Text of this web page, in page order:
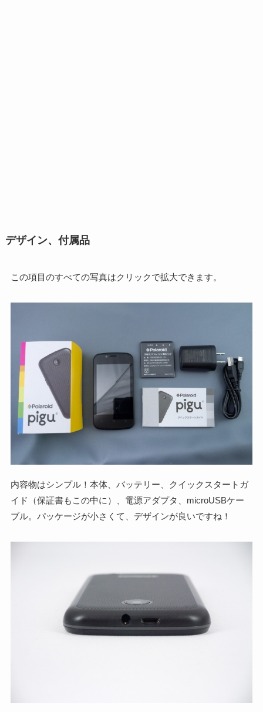
デザイン、付属品
この項目のすべての写真はクリックで拡大できます。
内容物はシンプル！本体、バッテリー、クイックスタートガ
イド（保証書もこの中に）、電源アダプタ、microUSBケー
ブル。パッケージが小さくて、デザインが良いですね！